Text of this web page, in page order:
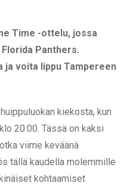
Time -ottelu, jossa
Panthers.
ja voita lippu Tampereen
kiekosta, kun
20:00. Tässä on kaksi
viime keväänä
tällä kaudella molemmille
kohtaamiset